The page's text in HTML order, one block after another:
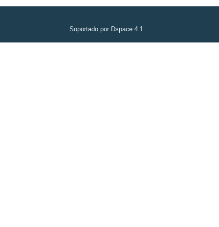
Soportado por Dspace 4.1